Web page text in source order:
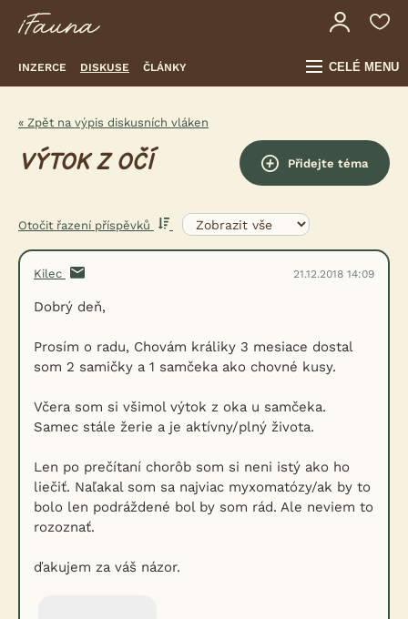
INZERCE DISKUSE ČLÁNKY CELÉ MENU
« Zpět na výpis diskusních vláken
VÝTOK Z OČÍ Přidejte téma
Otočit řazení příspěvků
Kilec 21.12.2018 14:09
Dobrý deň,
Prosím o radu, Chovám králiky 3 mesiace dostal
som 2 samičky a 1 samčeka ako chovné kusy.
Včera som si všimol výtok z oka u samčeka.
Samec stále žerie a je aktívny/plný života.
Len po prečítaní chorôb som si neni istý ako ho
liečiť. Naľakal som sa najviac myxomatózy/ak by to
bolo len podráždené bol by som rád. Ale neviem to
rozoznať.
ďakujem za váš názor.